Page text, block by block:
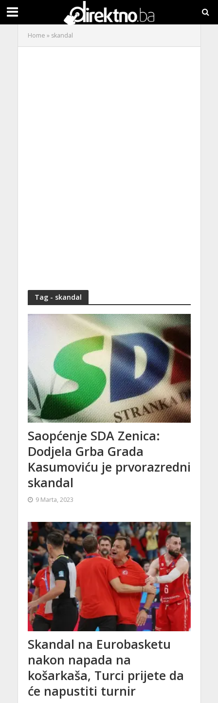
Home » skandal
Tag - skandal
Saopćenje SDA Zenica:
Dodjela Grba Grada
Kasumoviću je prvorazredni
skandal
9 Marta, 2023
Skandal na Eurobasketu
nakon napada na
košarkaša, Turci prijete da
će napustiti turnir